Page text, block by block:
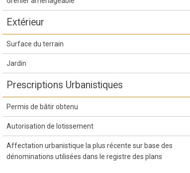
Extérieur
Surface du terrain
Jardin
Prescriptions Urbanistiques
Permis de bâtir obtenu
Autorisation de lotissement
Affectation urbanistique la plus récente sur base des
dénominations utilisées dans le registre des plans